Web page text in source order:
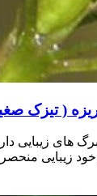
( تیزک
های زیبایی
زیبایی